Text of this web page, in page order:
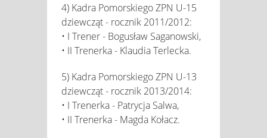
4) Kadra Pomorskiego ZPN U-15
dziewcząt - rocznik 2011/2012:
• I Trener - Bogusław Saganowski,
• II Trenerka - Klaudia Terlecka.
5) Kadra Pomorskiego ZPN U-13
dziewcząt - rocznik 2013/2014:
• I Trenerka - Patrycja Salwa,
• II Trenerka - Magda Kołacz.